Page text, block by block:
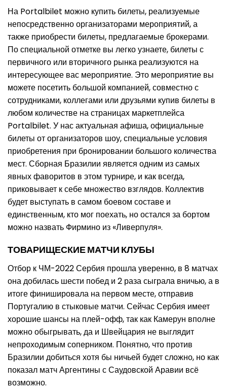
На Portalbilet можно купить билеты, реализуемые
непосредственно организаторами мероприятий, а
также приобрести билеты, предлагаемые брокерами.
По специальной отметке вы легко узнаете, билеты с
первичного или вторичного рынка реализуются на
интересующее вас мероприятие. Это мероприятие вы
можете посетить большой компанией, совместно с
сотрудниками, коллегами или друзьями купив билеты в
любом количестве на страницах маркетплейса
Portalbilet. У нас актуальная афиша, официальные
билеты от организаторов шоу, специальные условия
приобретения при бронировании большого количества
мест. Сборная Бразилии является одним из самых
явных фаворитов в этом турнире, и как всегда,
приковывает к себе множество взглядов. Коллектив
будет выступать в самом боевом составе и
единственным, кто мог поехать, но остался за бортом
можно назвать Фирмино из «Ливерпуля».
ТОВАРИЩЕСКИЕ МАТЧИ КЛУБЫ
Отбор к ЧМ-2022 Сербия прошла уверенно, в 8 матчах
она добилась шести побед и 2 раза сыграла вничью, а в
итоге финишировала на первом месте, отправив
Португалию в стыковые матчи. Сейчас Сербия имеет
хорошие шансы на плей-офф, так как Камерун вполне
можно обыгрывать, да и Швейцария не выглядит
непроходимым соперником. Понятно, что против
Бразилии добиться хотя бы ничьей будет сложно, но как
показал матч Аргентины с Саудовской Аравии всё
возможно.